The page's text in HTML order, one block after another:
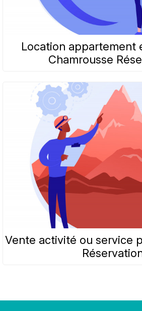
Location appartement
Chamrousse
Vente activité ou service